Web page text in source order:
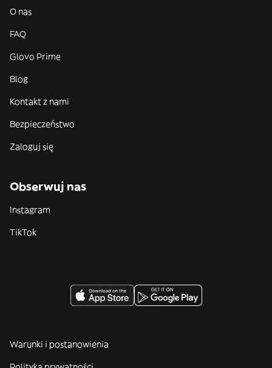
O nas
FAQ
Glovo Prime
Blog
Kontakt z nami
Bezpieczeństwo
Zaloguj się
Obserwuj nas
Instagram
TikTok
Warunki i postanowienia